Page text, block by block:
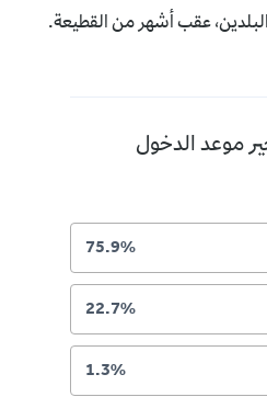
البلدين، عقب أشهر من القطيعة.
موعد الدخول
75.9%
22.7%
1.3%